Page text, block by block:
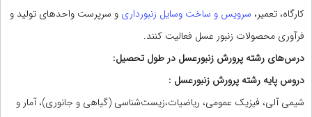
کارگاه، تعمیر، سرویس و ساخت وسایل زنبورداری و سرپرست واحدهای تولید و
فرآوری محصولات زنبور عسل فعالیت کنند.
درس‌های رشته پرورش زنبورعسل در طول تحصیل:
دروس پایه رشته پرورش زنبورعسل :
شیمی آلی، فیزیک عمومی، ریاضیات،‌زیست‌شناسی (گیاهی و جانوری)، آمار و